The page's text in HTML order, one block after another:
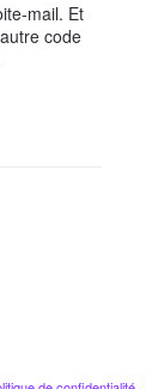
mail. Et
code